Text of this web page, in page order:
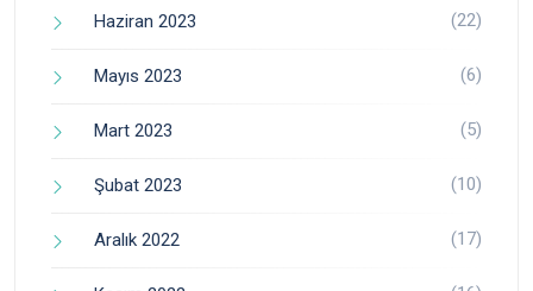
Haziran 2023 (22)
Mayıs 2023 (6)
Mart 2023 (5)
Şubat 2023 (10)
Aralık 2022 (17)